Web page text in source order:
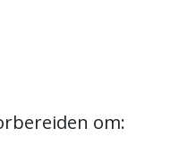
om: